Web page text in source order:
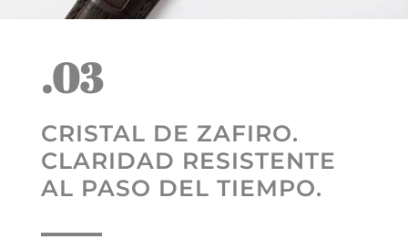
.03
CRISTAL DE ZAFIRO.
CLARIDAD RESISTENTE
AL PASO DEL TIEMPO.